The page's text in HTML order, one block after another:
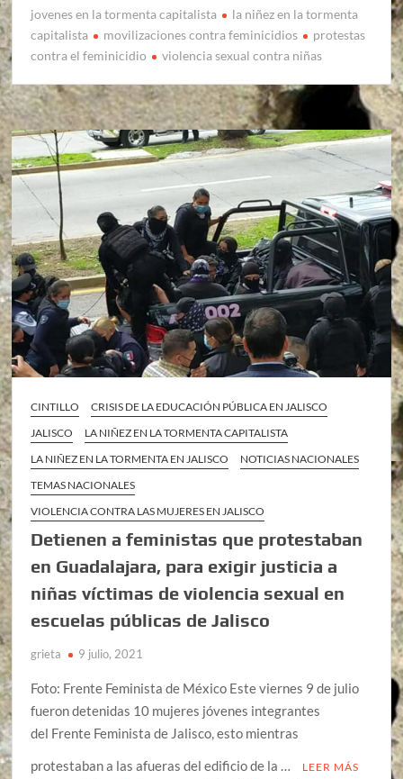
jovenes en la tormenta capitalista
la niñez en la tormenta
capitalista
movilizaciones contra feminicidios
protestas
contra el feminicidio
violencia sexual contra niñas
CINTILLO
CRISIS DE LA EDUCACIÓN PÚBLICA EN JALISCO
JALISCO
LA NIÑEZ EN LA TORMENTA CAPITALISTA
LA NIÑEZ EN LA TORMENTA EN JALISCO
NOTICIAS NACIONALES
TEMAS NACIONALES
VIOLENCIA CONTRA LAS MUJERES EN JALISCO
Detienen a feministas que protestaban
en Guadalajara, para exigir justicia a
niñas víctimas de violencia sexual en
escuelas públicas de Jalisco
grieta 9 julio, 2021
Foto: Frente Feminista de México Este viernes 9 de julio
fueron detenidas 10 mujeres jóvenes integrantes
del Frente Feminista de Jalisco, esto mientras
protestaban a las afueras del edificio de la …
LEER MÁS